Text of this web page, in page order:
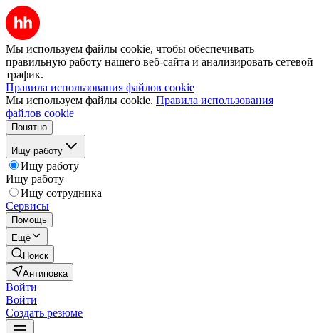
Мы используем файлы cookie, чтобы обеспечивать
правильную работу нашего веб-сайта и анализировать сетевой
трафик.
Правила использования файлов cookie
Мы используем файлы cookie. Правила использования
файлов cookie
Понятно
Ищу работу
Ищу работу
Ищу работу
Ищу сотрудника
Сервисы
Помощь
Ещё
Поиск
Антиповка
Войти
Войти
Создать резюме